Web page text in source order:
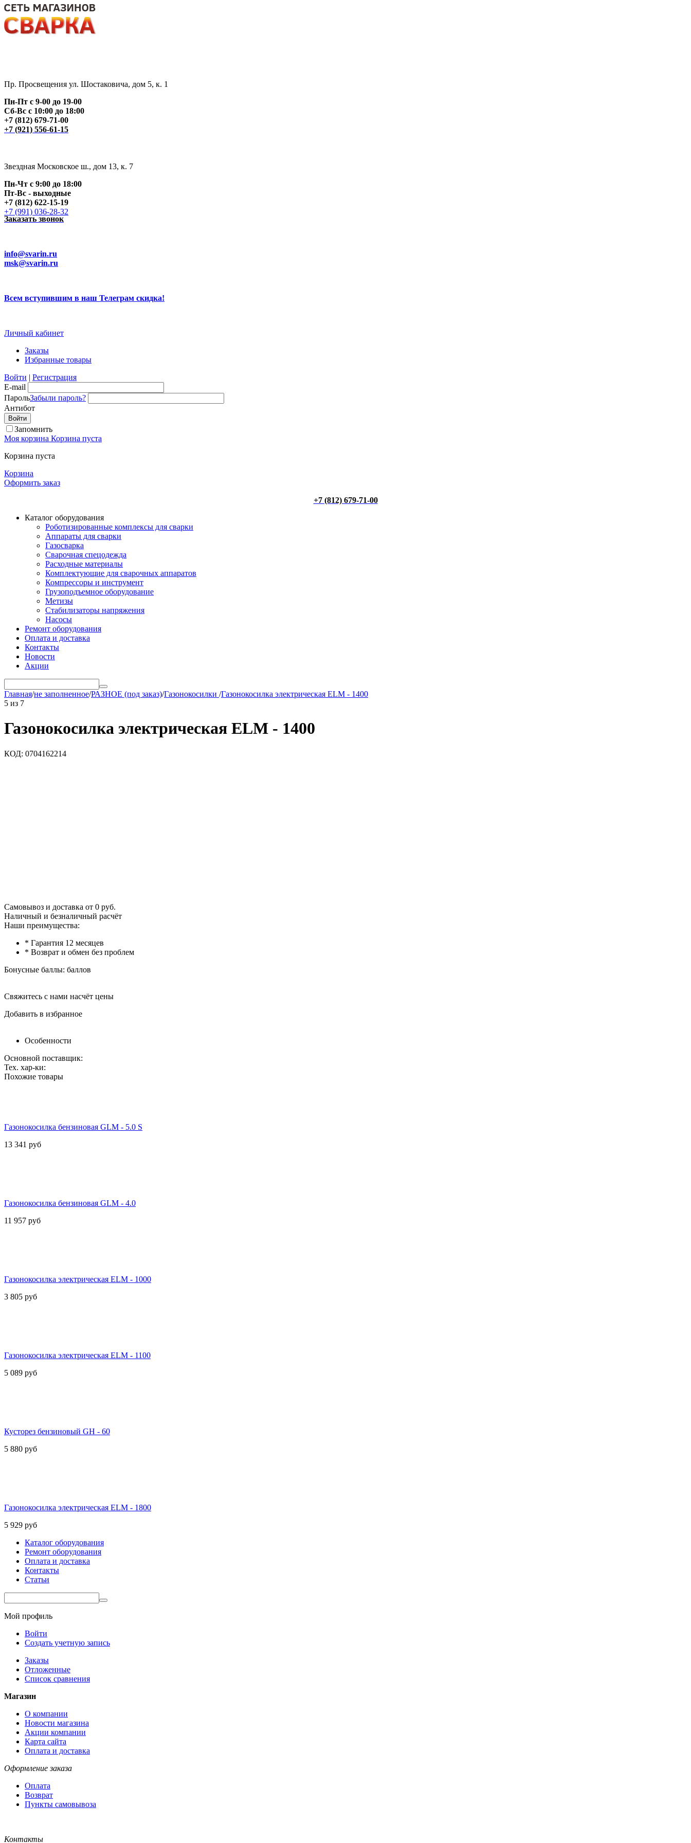
Пр. Просвещения ул. Шостаковича, дом 5, к. 1
Пн-Пт с 9-00 до 19-00
Сб-Вс с 10:00 до 18:00
+7 (812) 679-71-00
+7 (921) 556-61-15
Звездная Московское ш., дом 13, к. 7
Пн-Чт с 9:00 до 18:00
Пт-Вс - выходные
+7 (812) 622-15-19
+7 (991) 036-28-32
Заказать звонок
info@svarin.ru
msk@svarin.ru
Всем вступившим в наш Телеграм скидка!
Личный кабинет
Заказы
Избранные товары
Войти | Регистрация
E-mail
ПарольЗабыли пароль?
Антибот
Запомнить
Моя корзина Корзина пуста
Корзина пуста
Корзина
Оформить заказ
+7 (812) 679-71-00
Каталог оборудования
Роботизированные комплексы для сварки
Аппараты для сварки
Газосварка
Сварочная спецодежда
Расходные материалы
Комплектующие для сварочных аппаратов
Компрессоры и инструмент
Грузоподъемное оборудование
Метизы
Стабилизаторы напряжения
Насосы
Ремонт оборудования
Оплата и доставка
Контакты
Новости
Акции
Главная/не заполненное/РАЗНОЕ (под заказ)/Газонокосилки /Газонокосилка электрическая ELM - 1400
5 из 7
Газонокосилка электрическая ELM - 1400
КОД: 0704162214
Самовывоз и доставка от 0 руб.
Наличный и безналичный расчёт
Наши преимущества:
* Гарантия 12 месяцев
* Возврат и обмен без проблем
Бонусные баллы: баллов
Свяжитесь с нами насчёт цены
Добавить в избранное
Особенности
Основной поставщик:
Тех. хар-ки:
Похожие товары
Газонокосилка бензиновая GLM - 5.0 S
13 341 руб
Газонокосилка бензиновая GLM - 4.0
11 957 руб
Газонокосилка электрическая ELM - 1000
3 805 руб
Газонокосилка электрическая ELM - 1100
5 089 руб
Кусторез бензиновый GH - 60
5 880 руб
Газонокосилка электрическая ELM - 1800
5 929 руб
Каталог оборудования
Ремонт оборудования
Оплата и доставка
Контакты
Статьи
Мой профиль
Войти
Создать учетную запись
Заказы
Отложенные
Список сравнения
Магазин
О компании
Новости магазина
Акции компании
Карта сайта
Оплата и доставка
Оформление заказа
Оплата
Возврат
Пункты самовывоза
Контакты